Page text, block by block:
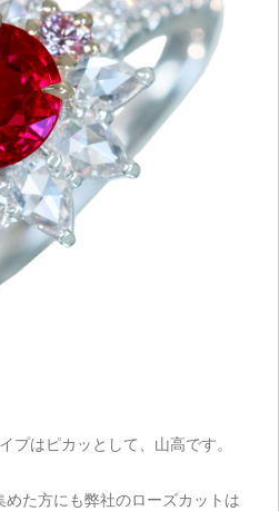
プはピカッとして、山高です。
めた方にも弊社のローズカットは